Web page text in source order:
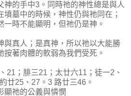
神的手中3。同時祂的神性總是與人
墓中的時候，神性仍與祂同在；
一時不能顯明，但祂仍是神。
與真人；是真神，所以祂以大能勝
著肉體的軟弱為我們受死。
21；腓三21；太廿六11；徒一2、
廿25、27。3 路廿三46。
祂的公義與憐憫